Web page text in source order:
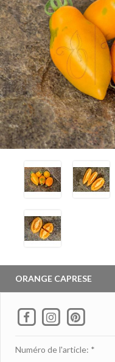
ORANGE CAPRESE
Numéro de l'article: *